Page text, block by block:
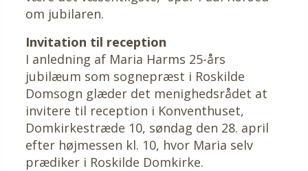
om jubilaren.
Invitation til reception
I anledning af Maria Harms 25-års
jubilæum som sognepræst i Roskilde
Domsogn glæder det menighedsrådet at
invitere til reception i Konventhuset,
Domkirkestræde 10, søndag den 28. april
efter højmessen kl. 10, hvor Maria selv
prædiker i Roskilde Domkirke.